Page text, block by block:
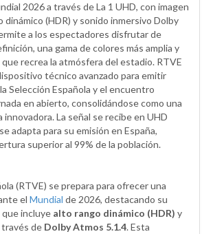
2026 a través de La 1 UHD, con imagen
dinámico (HDR) y sonido inmersivo Dolby
a los espectadores disfrutar de
una gama de colores más amplia y
recrea la atmósfera del estadio. RTVE
técnico avanzado para emitir
Selección Española y el encuentro
en abierto, consolidándose como una
La señal se recibe en UHD
adapta para su emisión en España,
superior al 99% de la población.
(RTVE) se prepara para ofrecer una
el Mundial de 2026, destacando su
que incluye alto rango dinámico (HDR) y
través de Dolby Atmos 5.1.4. Esta